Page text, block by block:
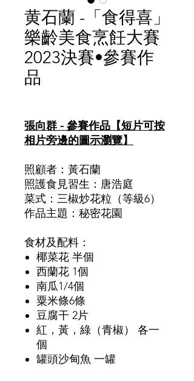
黄石蘭 -「食得喜」
樂齡美食烹飪大賽
2023決賽•參賽作
品
格
張向群 - 參賽作品【短片可按
相片旁邊的圖示瀏覽】
照顧者：黃石蘭
照護食見習生：唐浩庭
菜式：三椒炒花粒（等級6）
作品主題：秘密花園
食材及配料：
椰菜花 半個
西蘭花 1個
南瓜1/4個
粟米條6條
豆腐干 2片
紅，黃，綠（青椒）
各一
個
罐頭沙甸魚 一罐